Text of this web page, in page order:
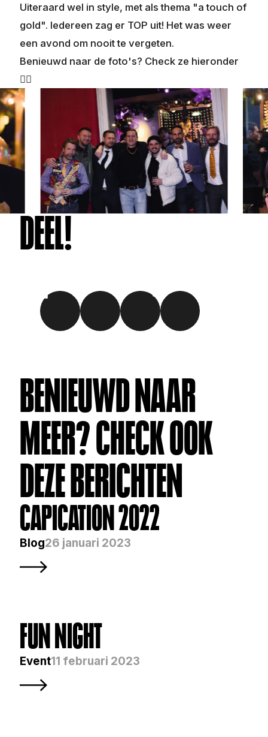
Uiteraard wel in style, met als thema "a touch of
gold". Iedereen zag er TOP uit! Het was weer
een avond om nooit te vergeten.
Benieuwd naar de foto's? Check ze hieronder
👇🏼
DEEL!
BENIEUWD NAAR
MEER? CHECK OOK
DEZE BERICHTEN
CAPICATION 2022
Blog26 januari 2023
FUN NIGHT
Event11 februari 2023